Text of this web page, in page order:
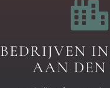
BEDRIJVEN
AAN DEN